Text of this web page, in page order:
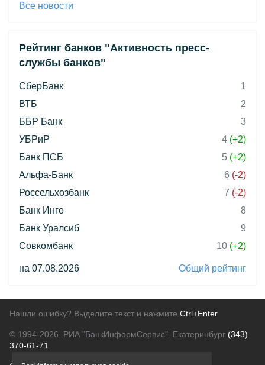
Все новости
Рейтинг банков "Активность пресс-
службы банков"
СберБанк
1
ВТБ
2
ББР Банк
3
УБРиР
4 (+2)
Банк ПСБ
5 (+2)
Альфа-Банк
6 (-2)
Россельхозбанк
7 (-2)
Банк Инго
8
Банк Уралсиб
9
Совкомбанк
10 (+2)
на 07.08.2026 Общий рейтинг
Нашли ошибку? Выделите текст и нажмите Ctrl+Enter
© 1994-2026. РИА "БанкИнформСервис". Екатеринбург (343)
370-61-71